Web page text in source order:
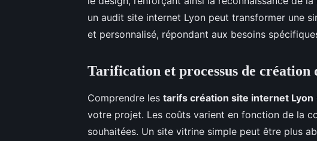
un audit site internet Lyon peut transformer une
et personnalisé, répondant aux besoins
Tarification et processus de création
Comprendre les tarifs création site internet Lyon
votre projet. Les coûts varient en fonction de la
souhaitées. Un site vitrine simple peut être plus